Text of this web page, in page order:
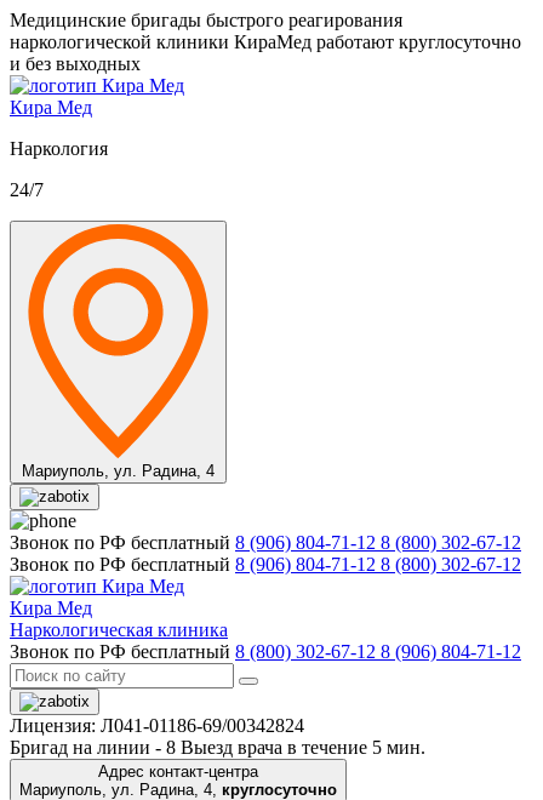
Медицинские бригады быстрого реагирования
наркологической клиники КираМед работают круглосуточно
и без выходных
Кира Мед
Наркология
24/7
Мариуполь, ул. Радина, 4
Звонок по РФ бесплатный 8 (906) 804-71-12 8 (800) 302-67-12
Звонок по РФ бесплатный 8 (906) 804-71-12 8 (800) 302-67-12
Кира Мед
Наркологическая клиника
Звонок по РФ бесплатный 8 (800) 302-67-12 8 (906) 804-71-12
Лицензия: Л041-01186-69/00342824
Бригад на линии - 8 Выезд врача в течение 5 мин.
Адрес контакт-центра
Мариуполь, ул. Радина, 4, круглосуточно